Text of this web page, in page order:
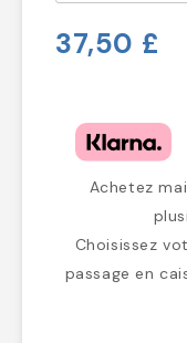
37,50 £
Achetez
Choisissez
passage en